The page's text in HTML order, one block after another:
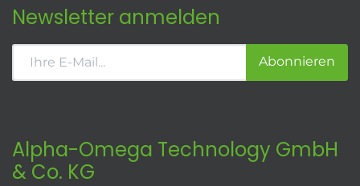
Newsletter anmelden
Abonnieren
Alpha-Omega Technology GmbH
& Co. KG